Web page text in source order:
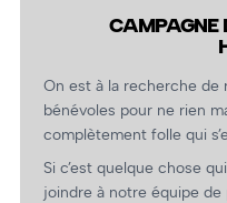
CAMPAGNE
On est à la recherche
bénévoles pour ne rien
complètement folle qui
Si c’est quelque chose
joindre à notre équipe de